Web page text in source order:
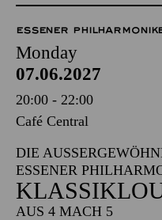
ESSENER
Monday
07.06.2027
20:00 - 22:00
Café Central
DIE
SSENER
AUS 4 MACH 5